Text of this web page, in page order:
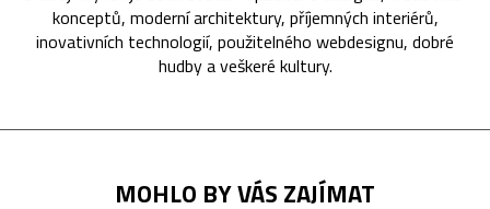
konceptů, moderní architektury, příjemných interiérů,
inovativních technologií, použitelného webdesignu, dobré
hudby a veškeré kultury.
MOHLO BY VÁS ZAJÍMAT